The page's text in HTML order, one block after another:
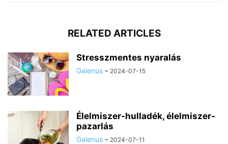
RELATED ARTICLES
Stresszmentes nyaralás
Galenus - 2024-07-15
Élelmiszer-hulladék, élelmiszer-
pazarlás
Galenus - 2024-07-11